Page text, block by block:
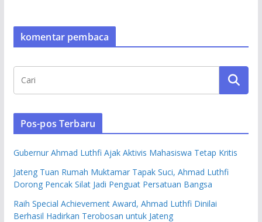
komentar pembaca
Pos-pos Terbaru
Gubernur Ahmad Luthfi Ajak Aktivis Mahasiswa Tetap Kritis
Jateng Tuan Rumah Muktamar Tapak Suci, Ahmad Luthfi
Dorong Pencak Silat Jadi Penguat Persatuan Bangsa
Raih Special Achievement Award, Ahmad Luthfi Dinilai
Berhasil Hadirkan Terobosan untuk Jateng